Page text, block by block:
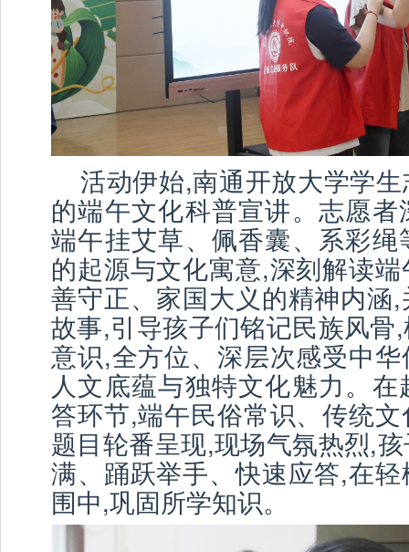
活动伊始,南通开放大学学
的端午文化科普宣讲。志愿
端午挂艾草、佩香囊、系彩
的起源与文化寓意,深刻解读
善守正、家国大义的精神内涵
故事,引导孩子们铭记民族风骨
意识,全方位、深层次感受中
人文底蕴与独特文化魅力。
答环节,端午民俗常识、传统
题目轮番呈现,现场气氛热烈,
满、踊跃举手、快速应答,在
围中,巩固所学知识。